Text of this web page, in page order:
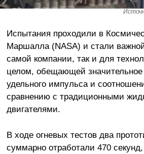
Испытания проходили в
Маршалла (NASA) и стали
самой компании, так и для
целом, обещающей
удельного импульса и
сравнению с традиционными
двигателями.
В ходе огневых тестов два
суммарно отработали 470